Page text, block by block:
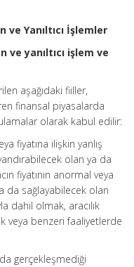
Yanıltıcı İşlemler
yanıltıcı işlem ve
aşağıdaki fiiller,
finansal piyasalarda
olarak kabul edilir:
fiyatına ilişkin yanlış
olan ya da
fiyatının anormal veya
da sağlayabilecek olan
dahil olmak, aracılık
veya benzeri faaliyetlerde
gerçekleşmediği